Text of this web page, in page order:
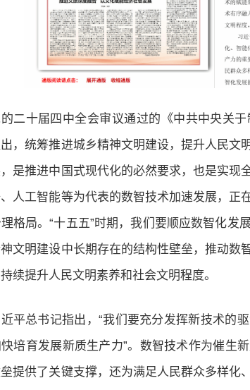
二十届四中全会审议通过的《中共中央关
，统筹推进城乡精神文明建设，提升人民文
是推进中国式现代化的必然要求，也是实现
人工智能等为代表的数智技术加速发展，正
格局。“十五五”时期，我们要顺应数智化
文明建设中长期存在的结构性壁垒，推动数
续提升人民文明素养和社会文明程度。
平总书记指出，“我们要充分发挥新技术的
培育发展新质生产力”。数智技术作为催生
提供了关键支撑，还为满足人民群众多样化